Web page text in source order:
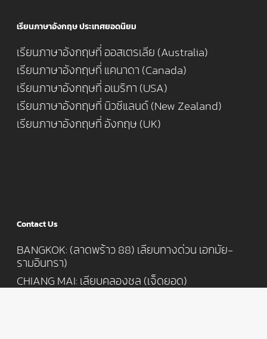
เรียนภาษาอังกฤษ ประเทศยอดนิยม
เรียนภาษาอังกฤษที่ ออสเตรเลีย (Australia)
เรียนภาษาอังกฤษที่ แคนาดา (Canada)
เรียนภาษาอังกฤษที่ อเมริกา (USA)
เรียนภาษาอังกฤษที่ นิวซีแลนด์ (New Zealand)
เรียนภาษาอังกฤษที่ อังกฤษ (UK)
Contact Us
BANGKOK: (ลาดพร้าว 88) เลียบทางด่วน เอกมัย-
รามอินทรา)
CHIANG MAI: เลียบคลองชล (เจ็ดยอด)